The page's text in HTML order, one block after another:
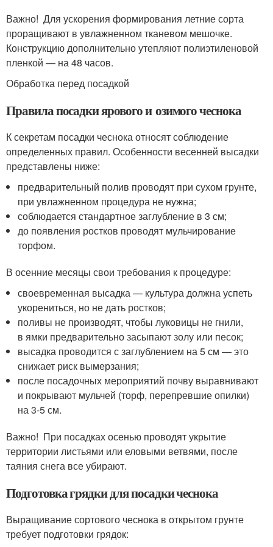
Важно! Для ускорения формирования летние сорта
проращивают в увлажненном тканевом мешочке.
Конструкцию дополнительно утепляют полиэтиленовой
пленкой — на 48 часов.
Обработка перед посадкой
Правила посадки ярового и озимого чеснока
К секретам посадки чеснока относят соблюдение
определенных правил. Особенности весенней высадки
представлены ниже:
предварительный полив проводят при сухом грунте,
при увлажненном процедура не нужна;
соблюдается стандартное заглубление в 3 см;
до появления ростков проводят мульчирование
торфом.
В осенние месяцы свои требования к процедуре:
своевременная высадка — культура должна успеть
укорениться, но не дать ростков;
поливы не производят, чтобы луковицы не гнили,
в ямки предварительно засыпают золу или песок;
высадка проводится с заглублением на 5 см — это
снижает риск вымерзания;
после посадочных мероприятий почву выравнивают
и покрывают мульчей (торф, перепревшие опилки)
на 3-5 см.
Важно! При посадках осенью проводят укрытие
территории листьями или еловыми ветвями, после
таяния снега все убирают.
Подготовка грядки для посадки чеснока
Выращивание сортового чеснока в открытом грунте
требует подготовки грядок: